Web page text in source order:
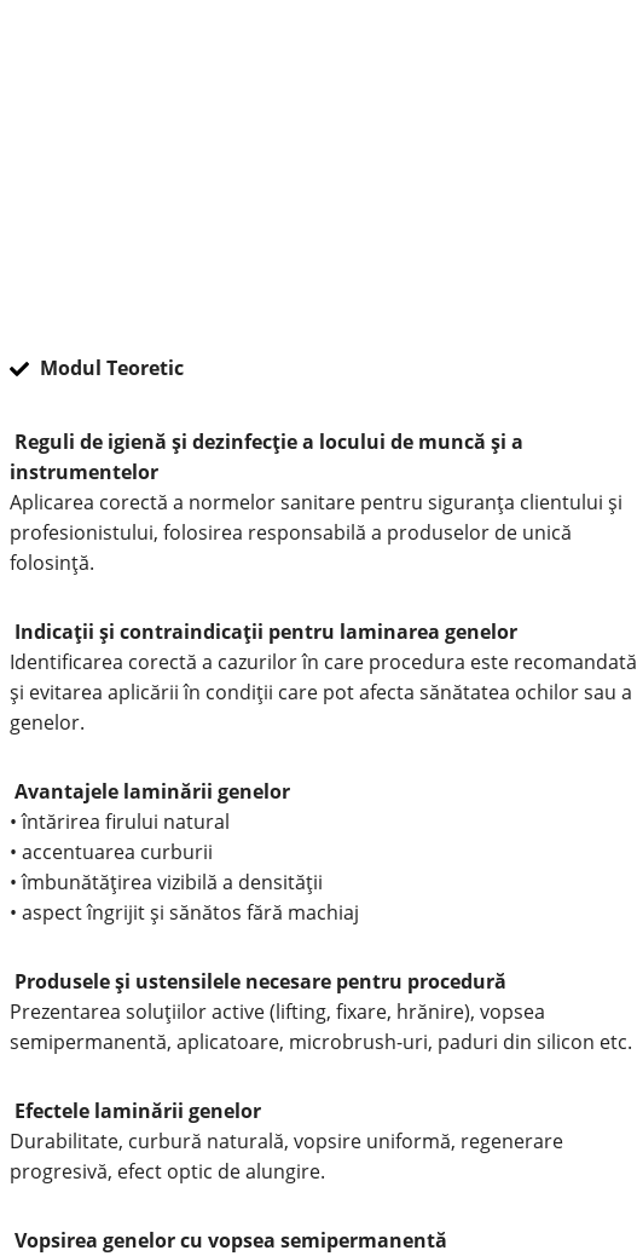
Modul Teoretic
Reguli de igienă și dezinfecție a locului de muncă și a
instrumentelor
Aplicarea corectă a normelor sanitare pentru siguranța clientului și
profesionistului, folosirea responsabilă a produselor de unică
folosință.
Indicații și contraindicații pentru laminarea genelor
Identificarea corectă a cazurilor în care procedura este recomandată
și evitarea aplicării în condiții care pot afecta sănătatea ochilor sau a
genelor.
Avantajele laminării genelor
• întărirea firului natural
• accentuarea curburii
• îmbunătățirea vizibilă a densității
• aspect îngrijit și sănătos fără machiaj
Produsele și ustensilele necesare pentru procedură
Prezentarea soluțiilor active (lifting, fixare, hrănire), vopsea
semipermanentă, aplicatoare, microbrush-uri, paduri din silicon etc.
Efectele laminării genelor
Durabilitate, curbură naturală, vopsire uniformă, regenerare
progresivă, efect optic de alungire.
Vopsirea genelor cu vopsea semipermanentă